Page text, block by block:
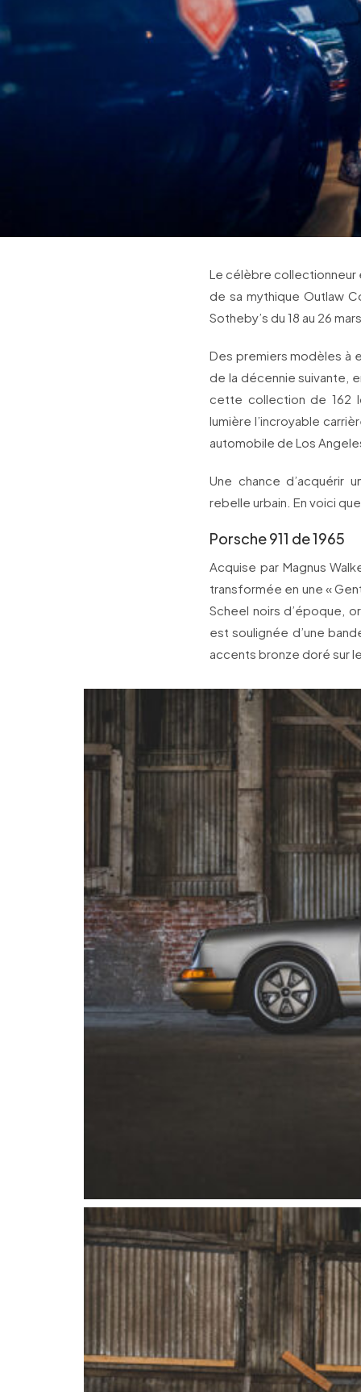
Le célèbre collectionneur
de sa mythique Outlaw
Sotheby’s du 18 au 26
Des premiers modèles à
de la décennie suivante,
cette collection de 162
lumière l’incroyable
automobile de Los
Une chance d’acquérir
rebelle urbain. En voici
Porsche 911 de 1965
Acquise par Magnus
transformée en une «
Scheel noirs d’époque,
est soulignée d’une
accents bronze doré sur